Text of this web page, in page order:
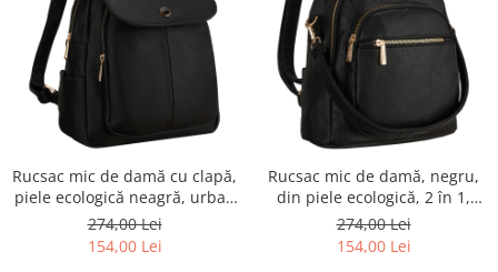
Rucsac mic de damă cu clapă,
piele ecologică neagră, urban
- Peterson PTR-PTN MBP-14-
F19
274,00 Lei
154,00 Lei
Rucsac mic de damă, negru,
din piele ecologică, 2 în 1,
geantă de umăr, la modă,
urbană - Peterson PTR-PTN
MBP-01-F19
274,00 Lei
154,00 Lei